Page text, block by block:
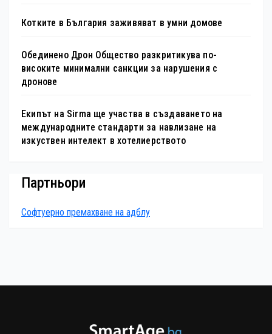
Котките в България заживяват в умни домове
Обединено Дрон Общество разкритикува по-
високите минимални санкции за нарушения с
дронове
Екипът на Sirma ще участва в създаването на
международните стандарти за навлизане на
изкуствен интелект в хотелиерството
Партньори
Софтуерно премахване на адблу